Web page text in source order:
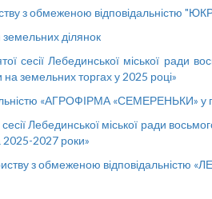
з обмеженою відповідальністю
ділянок
сесії Лебединської міської ради
земельних торгах у 2025 році»
«АГРОФІРМА «СЕМЕРЕНЬКИ» у
Лебединської міської ради
2025-2027 роки»
з обмеженою